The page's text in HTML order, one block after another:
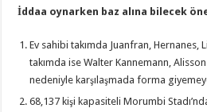
İddaa oynarken baz alına bilecek
Ev sahibi takımda Juanfran, Hernanes,
takımda ise Walter Kannemann, Alisson
nedeniyle karşılaşmada forma
68,137 kişi kapasiteli Morumbi